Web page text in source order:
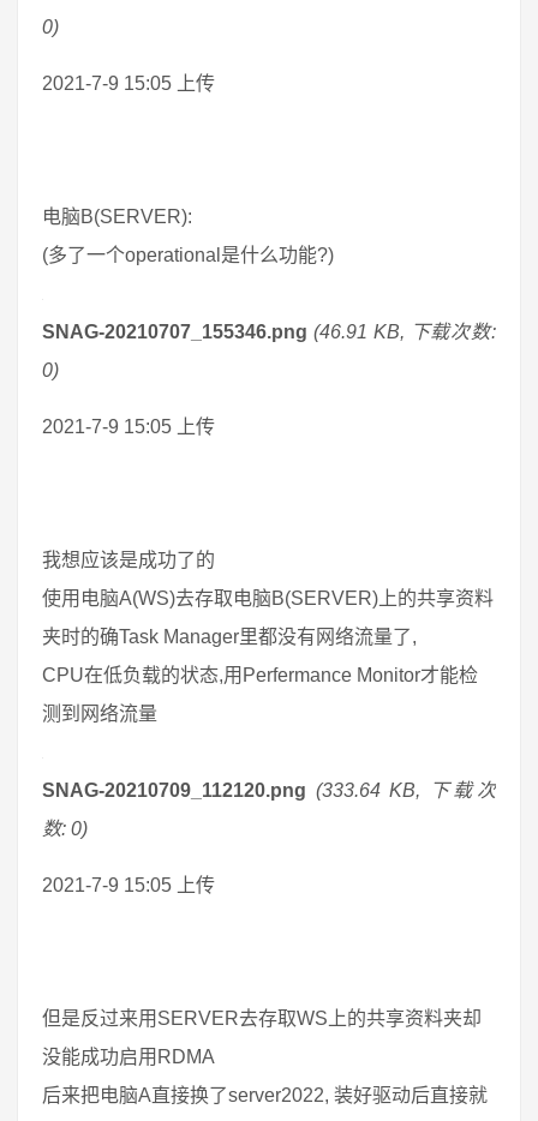
0)
2021-7-9 15:05 上传
电脑B(SERVER):
(多了一个operational是什么功能?)
SNAG-20210707_155346.png (46.91 KB, 下载次数:
0)
2021-7-9 15:05 上传
我想应该是成功了的
使用电脑A(WS)去存取电脑B(SERVER)上的共享资料
夹时的确Task Manager里都没有网络流量了,
CPU在低负载的状态,用Perfermance Monitor才能检
测到网络流量
SNAG-20210709_112120.png (333.64 KB, 下载次
数: 0)
2021-7-9 15:05 上传
但是反过来用SERVER去存取WS上的共享资料夹却
没能成功启用RDMA
后来把电脑A直接换了server2022, 装好驱动后直接就